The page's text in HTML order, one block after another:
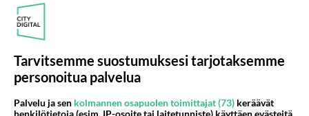
Miksei tätä sarjaa enää näytetä? lopetettiin ihan
yhtäkkiä.. jäi kaivamaan mieltä.. saksassa suosittu
03.05.2006 12:01 4 515
TV-SARJAT Vastattu 3v
Tarvitsemme suostumuksesi tarjotaksemme
personoitua palvelua
Palvelu ja sen kolmannen osapuolen toimittajat (73) keräävät
henkilötietoja (esim. IP-osoite tai laitetunniste) käyttäen evästeitä